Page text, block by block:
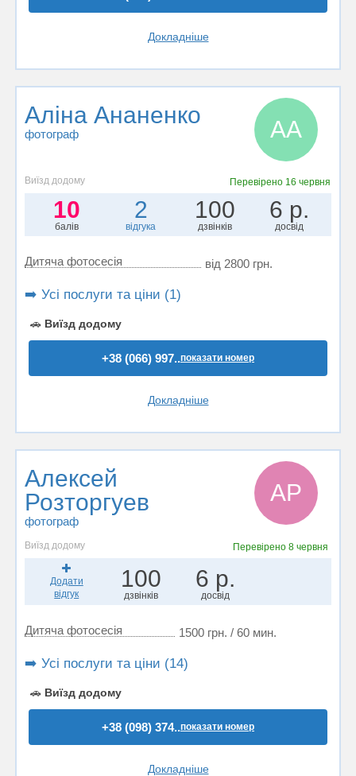
Докладніше
Аліна Ананенко
фотограф АА
Виїзд додому Перевірено 16 червня
10
балів
2
відгука
100
дзвінків
6 р.
досвід
Дитяча фотосесія від 2800 грн.
➡️ Усі послуги та ціни (1)
🚗 Виїзд додому
+38 (066) 997..показати номер
Докладніше
Алексей
Розторгуев
фотограф
АР
Виїзд додому Перевірено 8 червня
Додати
відгук
100
дзвінків
6 р.
досвід
Дитяча фотосесія 1500 грн. / 60 мин.
➡️ Усі послуги та ціни (14)
🚗 Виїзд додому
+38 (098) 374..показати номер
Докладніше